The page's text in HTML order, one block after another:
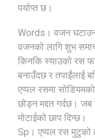
पर्याप्त छ।
Words। वजन
वजनको लागि शुभ
किनकि स्याउको रस
बनाउँदछ र तपाईंलाई
एप्पल रसमा
छोड्न मद्दत गर्दछ। जब
मोटाईको छाप दिन्छ।
Sp। एप्पल रस मुटुको